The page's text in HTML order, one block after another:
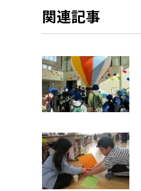
関連記事